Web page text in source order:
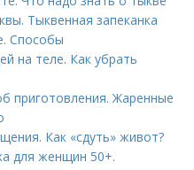
Тыквенная запеканка
Способы
на теле. Как убрать
приготовления. Жаренные
Как «сдуть» живот?
для женщин 50+.